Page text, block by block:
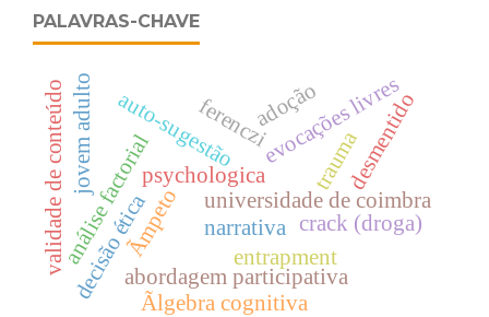
PALAVRAS-CHAVE
auto-sugestão
universidade de coimbra
psychologica
análise factorial narrativa
entrapment
evocações livres
crack (droga)
validade de conteúdo
abordagem participativa
jovem adulto
decisão ética
ferenczi
traumadesmentido
Ãmpeto
Ãlgebra cognitiva
adoção